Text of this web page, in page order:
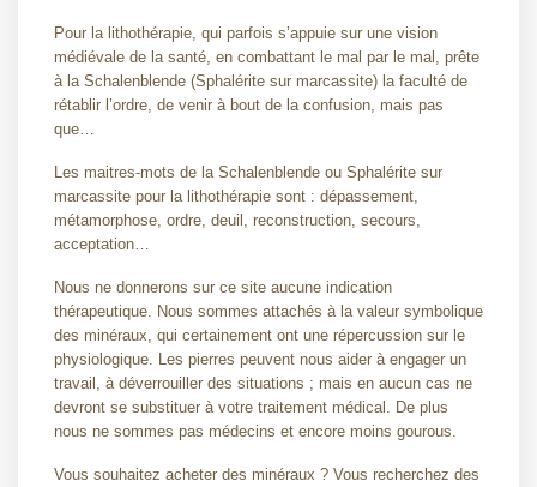
Pour la lithothérapie, qui parfois s’appuie sur une vision
médiévale de la santé, en combattant le mal par le mal, prête
à la Schalenblende (Sphalérite sur marcassite) la faculté de
rétablir l’ordre, de venir à bout de la confusion, mais pas
que…
Les maitres-mots de la Schalenblende ou Sphalérite sur
marcassite pour la lithothérapie sont : dépassement,
métamorphose, ordre, deuil, reconstruction, secours,
acceptation…
Nous ne donnerons sur ce site aucune indication
thérapeutique. Nous sommes attachés à la valeur symbolique
des minéraux, qui certainement ont une répercussion sur le
physiologique. Les pierres peuvent nous aider à engager un
travail, à déverrouiller des situations ; mais en aucun cas ne
devront se substituer à votre traitement médical. De plus
nous ne sommes pas médecins et encore moins gourous.
Vous souhaitez acheter des minéraux ? Vous recherchez des